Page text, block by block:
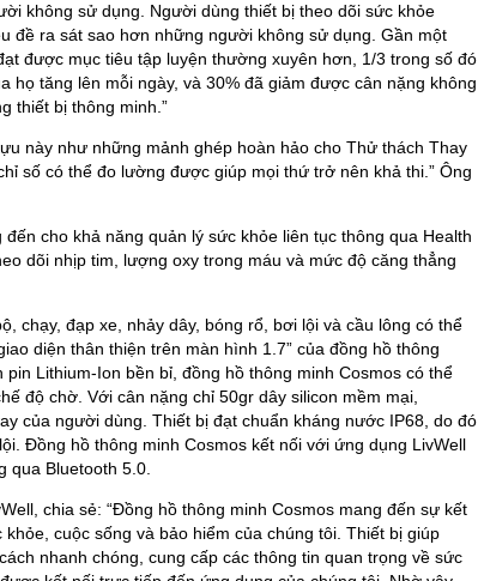
không sử dụng. Người dùng thiết bị theo dõi sức khỏe
đề ra sát sao hơn những người không sử dụng. Gần một
được mục tiêu tập luyện thường xuyên hơn, 1/3 trong số đó
họ tăng lên mỗi ngày, và 30% đã giảm được cân nặng không
thiết bị thông minh.”
này như những mảnh ghép hoàn hảo cho Thử thách Thay
số có thể đo lường được giúp mọi thứ trở nên khả thi.” Ông
cho khả năng quản lý sức khỏe liên tục thông qua Health
dõi nhịp tim, lượng oxy trong máu và mức độ căng thẳng
chạy, đạp xe, nhảy dây, bóng rổ, bơi lội và cầu lông có thể
diện thân thiện trên màn hình 1.7” của đồng hồ thông
pin Lithium-Ion bền bỉ, đồng hồ thông minh Cosmos có thể
độ chờ. Với cân nặng chỉ 50gr dây silicon mềm mại,
của người dùng. Thiết bị đạt chuẩn kháng nước IP68, do đó
Đồng hồ thông minh Cosmos kết nối với ứng dụng LivWell
qua Bluetooth 5.0.
chia sẻ: “Đồng hồ thông minh Cosmos mang đến sự kết
cuộc sống và bảo hiểm của chúng tôi. Thiết bị giúp
nhanh chóng, cung cấp các thông tin quan trọng về sức